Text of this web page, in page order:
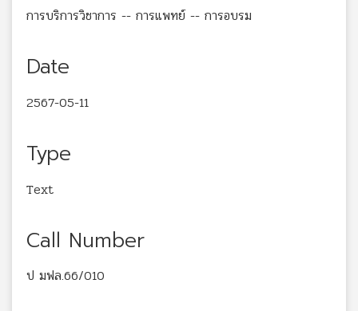
การบริการวิชาการ -- การแพทย์ -- การอบรม
Date
2567-05-11
Type
Text
Call Number
ป มฟล.66/010